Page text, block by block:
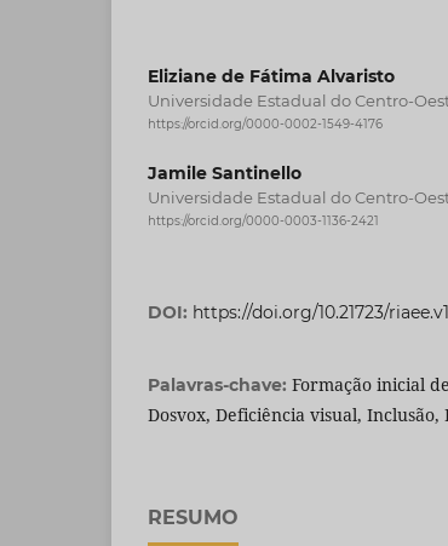
Eliziane de Fátima Alvaristo
Universidade Estadual do Centro-
https://orcid.org/0000-0002-1549-4176
Jamile Santinello
Universidade Estadual do Centro-
https://orcid.org/0000-0003-1136-2421
DOI: https://doi.org/10.21723/
Palavras-chave: Formação inicial
Dosvox, Deficiência visual,
RESUMO